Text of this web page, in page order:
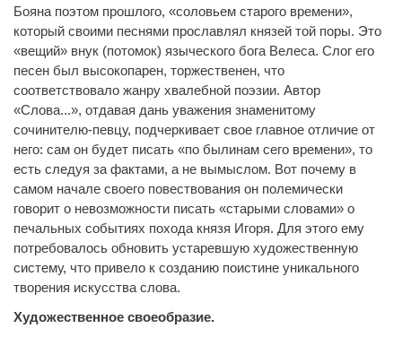
Бояна поэтом прошлого, «соловьем старого времени»,
который своими песнями прославлял князей той поры. Это
«вещий» внук (потомок) языческого бога Велеса. Слог его
песен был высокопарен, торжественен, что
соответствовало жанру хвалебной поэзии. Автор
«Слова...», отдавая дань уважения знаменитому
сочинителю-певцу, подчеркивает свое главное отличие от
него: сам он будет писать «по былинам сего времени», то
есть следуя за фактами, а не вымыслом. Вот почему в
самом начале своего повествования он полемически
говорит о невозможности писать «старыми словами» о
печальных событиях похода князя Игоря. Для этого ему
потребовалось обновить устаревшую художественную
систему, что привело к созданию поистине уникального
творения искусства слова.
Художественное своеобразие.